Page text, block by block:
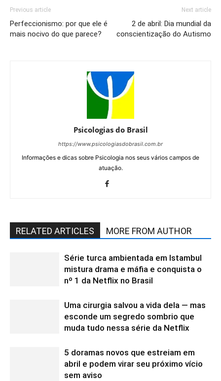
Previous article
Perfeccionismo: por que ele é
mais nocivo do que parece?
Next article
2 de abril: Dia mundial da
conscientização do Autismo
Psicologias do Brasil
https://www.psicologiasdobrasil.com.br
Informações e dicas sobre Psicologia nos seus vários campos de
atuação.
RELATED ARTICLES MORE FROM AUTHOR
Série turca ambientada em Istambul
mistura drama e máfia e conquista o
nº 1 da Netflix no Brasil
Uma cirurgia salvou a vida dela — mas
esconde um segredo sombrio que
muda tudo nessa série da Netflix
5 doramas novos que estreiam em
abril e podem virar seu próximo vício
sem aviso